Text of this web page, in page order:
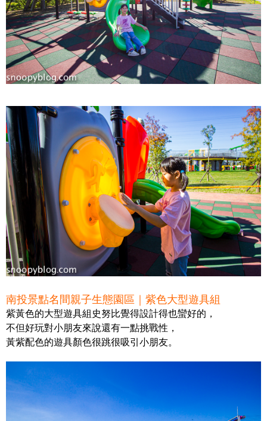
南投景點名間親子生態園區｜紫色大型遊具組
紫黃色的大型遊具組史努比覺得設計得也蠻好的，
不但好玩對小朋友來說還有一點挑戰性，
黃紫配色的遊具顏色很跳很吸引小朋友。